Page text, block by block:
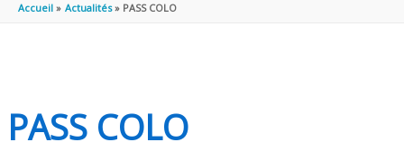
Accueil Actualités PASS COLO
PASS COLO